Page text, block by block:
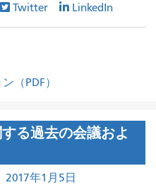
Twitter LinkedIn
（PDF）
る過去の会議およ
年1月5日